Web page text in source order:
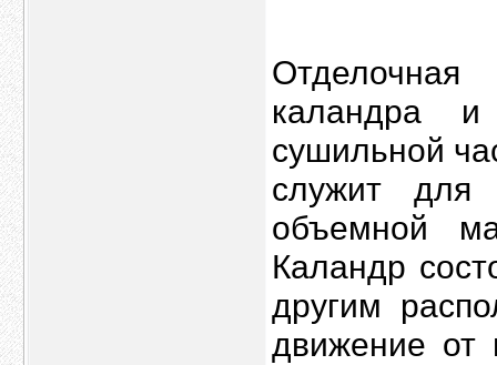
каландра
сушильной
служит для
объемной
Каландр
другим
движение от